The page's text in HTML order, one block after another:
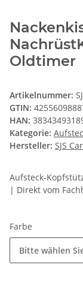
Oldtimer
Artikelnummer:
GTIN:
HAN:
Kategorie:
Hersteller: SJS
Aufsteck-
| Direkt vom
Farbe
Bitte wählen